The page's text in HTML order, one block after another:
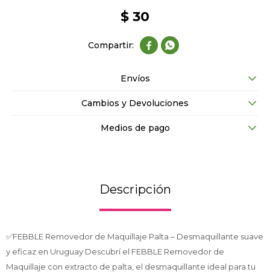
$ 30
 
Envíos
Cambios y Devoluciones
Medios de pago
Descripción
✅FEBBLE Removedor de Maquillaje Palta – Desmaquillante suave
y eficaz en Uruguay Descubrí el FEBBLE Removedor de
Maquillaje con extracto de palta, el desmaquillante ideal para tu